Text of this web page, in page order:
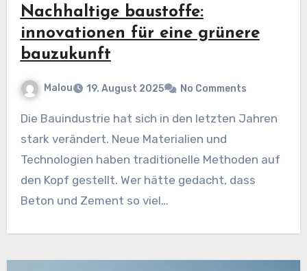
Nachhaltige baustoffe:
innovationen für eine grünere
bauzukunft
Malou 19. August 2025 No Comments
Die Bauindustrie hat sich in den letzten Jahren
stark verändert. Neue Materialien und
Technologien haben traditionelle Methoden auf
den Kopf gestellt. Wer hätte gedacht, dass
Beton und Zement so viel…